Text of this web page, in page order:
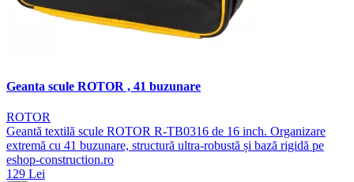
Geanta scule ROTOR , 41 buzunare
ROTOR
Geantă textilă scule ROTOR R-TB0316 de 16 inch. Organizare
extremă cu 41 buzunare, structură ultra-robustă și bază rigidă pe
eshop-construction.ro
129 Lei